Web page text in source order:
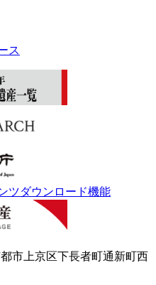
ス
市上京区下長者町通新町西